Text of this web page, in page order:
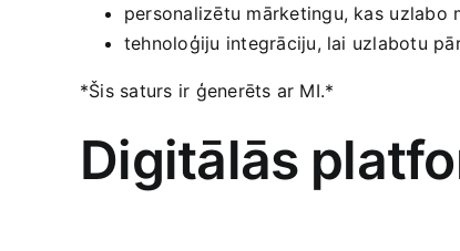
personalizētu mārketingu, kas ⁤uzlabo
tehnoloģiju integrāciju, ‍lai uzlabotu
*Šis saturs ‍ir ģenerēts‌ ar MI.*
Digitālās⁤